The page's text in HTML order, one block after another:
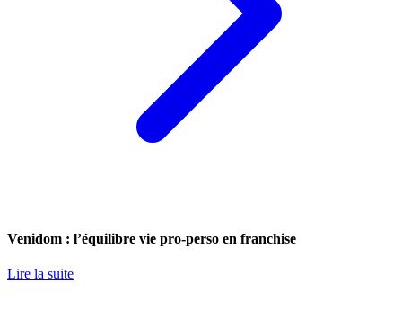
Venidom : l’équilibre vie pro-perso en franchise
Lire la suite